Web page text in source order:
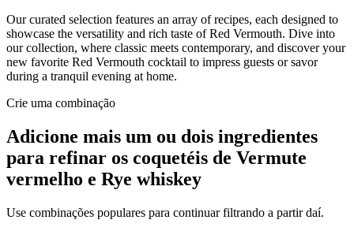
Our curated selection features an array of recipes, each designed to
showcase the versatility and rich taste of Red Vermouth. Dive into
our collection, where classic meets contemporary, and discover your
new favorite Red Vermouth cocktail to impress guests or savor
during a tranquil evening at home.
Crie uma combinação
Adicione mais um ou dois ingredientes
para refinar os coquetéis de Vermute
vermelho e Rye whiskey
Use combinações populares para continuar filtrando a partir daí.